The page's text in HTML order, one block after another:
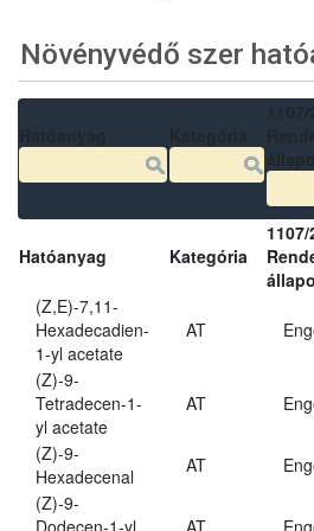
Növényvédő szer
Hatóanyag Kategória
(Z,E)-7,11-
Hexadecadien-
1-yl acetate
AT
(Z)-9-
Tetradecen-1-
yl acetate
AT
(Z)-9-
Hexadecenal
AT
(Z)-9-